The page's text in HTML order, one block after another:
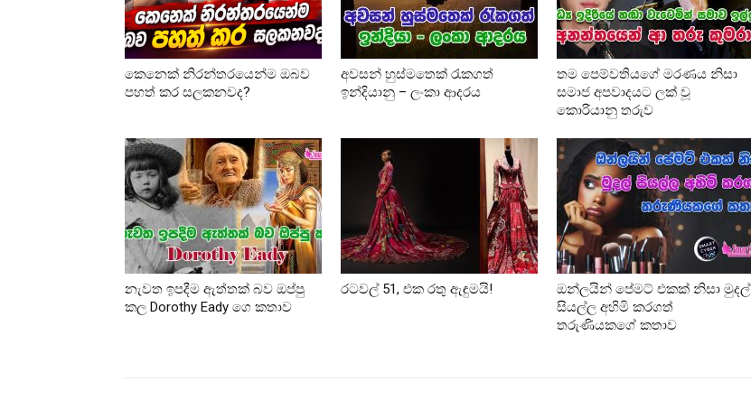
කෙනෙක් නිරන්තරයෙන්ම ඔබව
පහත් කර සලකනවද?
අවසන් හුස්මතෙක් රැකගත්
ඉන්දියානු – ලංකා ආදරය
තම පෙම්වතියගේ මරණය නිසා
සමාජ අපවාදයට ලක් වූ
කොරියානු තරුව
නැවත ඉපදීම ඇත්තක් බව ඔප්පු
කල Dorothy Eady ගෙ කතාව
රටවල් 51, එක රතු ඇඳුමයි!
ඔන්ලයින් පේමට් එකක් නිසා මුදල්
සියල්ල අහිමි කරගත්
තරුණියකගේ කතාව